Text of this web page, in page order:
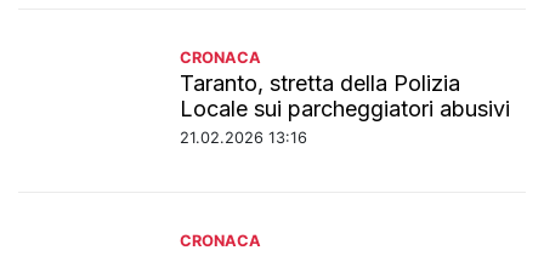
CRONACA
Taranto, stretta della Polizia
Locale sui parcheggiatori abusivi
21.02.2026 13:16
CRONACA